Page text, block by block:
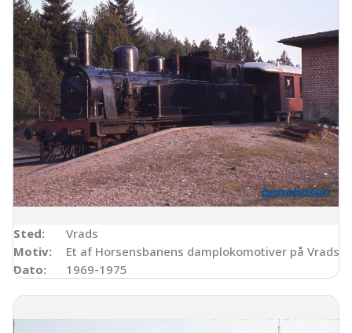
Sted:
Vrads
Motiv:
Et af Horsensbanens damplokomotiver på Vrads
Dato:
1969-1975